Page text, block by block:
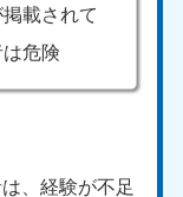
載されて
危険
、経験が不足